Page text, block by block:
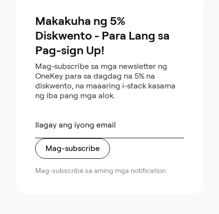
Makakuha ng 5%
Diskwento - Para Lang sa
Pag-sign Up!
Mag-subscribe sa mga newsletter ng
OneKey para sa dagdag na 5% na
diskwento, na maaaring i-stack kasama
ng iba pang mga alok.
Mag-subscribe
Mag-subscribe sa aming mga notification